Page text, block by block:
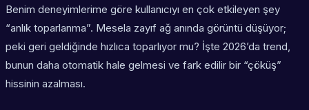
Benim deneyimlerime göre kullanıcıyı en çok etkileyen şey
“anlık toparlanma”. Mesela zayıf ağ anında görüntü düşüyor;
peki geri geldiğinde hızlıca toparlıyor mu? İşte 2026’da trend,
bunun daha otomatik hale gelmesi ve fark edilir bir “çöküş”
hissinin azalması.